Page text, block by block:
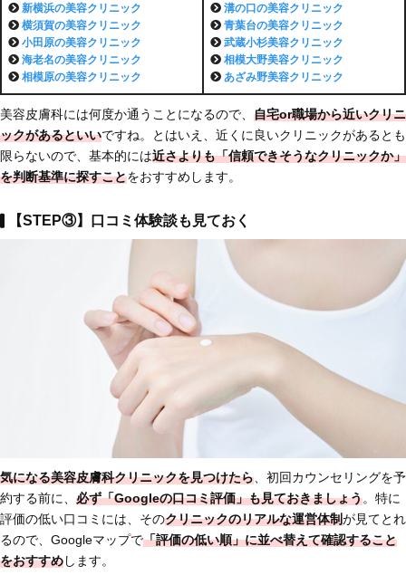
新横浜の美容クリニック
横須賀の美容クリニック
小田原の美容クリニック
海老名の美容クリニック
相模原の美容クリニック
溝の口の美容クリニック
青葉台の美容クリニック
武蔵小杉美容クリニック
相模大野美容クリニック
あざみ野美容クリニック
美容皮膚科には何度か通うことになるので、 自宅or職場から近いクリニ
ックがあるといいですね。とはいえ、近くに良いクリニックがあるとも
限らないので、基本的には近さよりも「信頼できそうなクリニックか」
を判断基準に探すことをおすすめします。
【STEP③】口コミ体験談も見ておく
気になる美容皮膚科クリニックを見つけたら 、初回カウンセリングを予
約する前に、 必ず「Googleの口コミ評価」も見ておきましょう。特に
評価の低い口コミには、そのクリニックのリアルな運営体制が見てとれ
るので、Googleマップで「評価の低い順」に並べ替えて確認すること
をおすすめします。